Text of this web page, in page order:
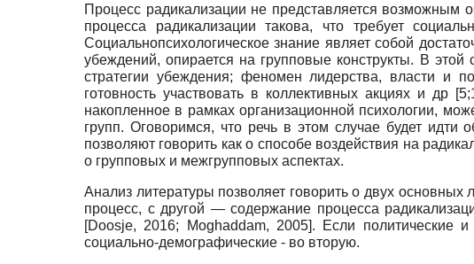
Процесс радикализации не представляется возможным
процесса радикализации такова, что требует
Социально­психологическое знание являет собой
убеждений, опирается на групповые конструкты. В
стратегии убеждения; феномен лидерства, власти и
готовность участвовать в коллективных акциях и др
накопленное в рамках организационной психологии,
групп. Оговоримся, что речь в этом случае будет идти
позволяют говорить как о способе воздействия на
о групповых и межгрупповых аспектах.
Анализ литературы позволяет говорить о двух
процесс, с другой — содержание процесса
[Doosje, 2016; Moghaddam, 2005].
Если политические
социально-демографические - во вторую.